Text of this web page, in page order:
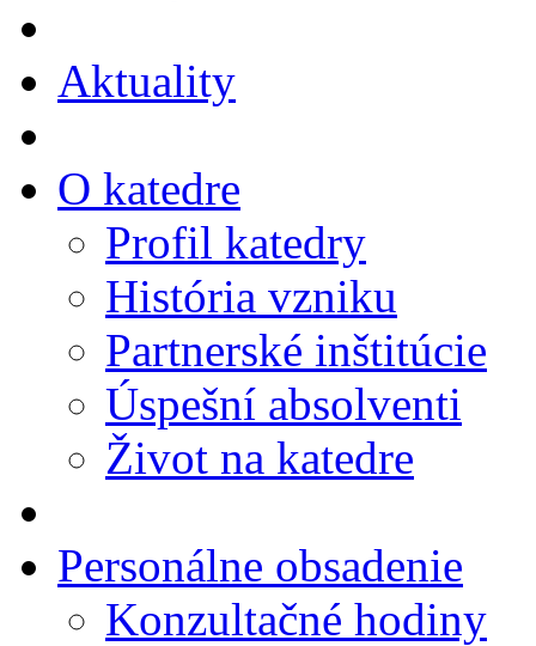
Aktuality
O katedre
Profil katedry
História vzniku
Partnerské inštitúcie
Úspešní absolventi
Život na katedre
Personálne obsadenie
Konzultačné hodiny